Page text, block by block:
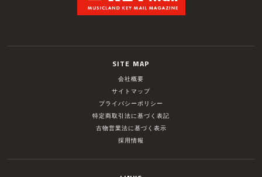
SITE MAP
会社概要
サイトマップ
プライバシーポリシー
特定商取引法に基づく表記
古物営業法に基づく表示
採用情報